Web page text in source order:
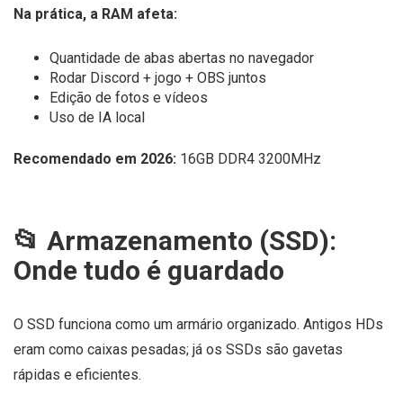
Na prática, a RAM afeta:
Quantidade de abas abertas no navegador
Rodar Discord + jogo + OBS juntos
Edição de fotos e vídeos
Uso de IA local
Recomendado em 2026: 16GB DDR4 3200MHz
📂 Armazenamento (SSD):
Onde tudo é guardado
O SSD funciona como um armário organizado. Antigos HDs
eram como caixas pesadas; já os SSDs são gavetas
rápidas e eficientes.